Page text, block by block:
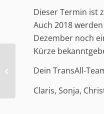
Dieser Termin ist
Auch 2018
Dezember noch
Kürze
Dein TransAll-
Claris, Sonja,
Nächstes Treffen im Waldsee
Oktober